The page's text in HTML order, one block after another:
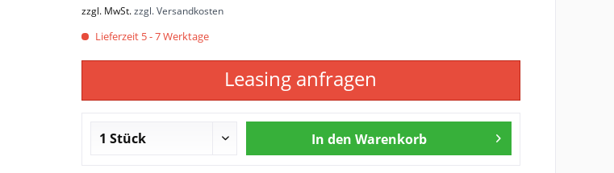
zzgl. MwSt.zzgl. Versandkosten
Lieferzeit 5 - 7 Werktage
Leasing anfragen
In den Warenkorb